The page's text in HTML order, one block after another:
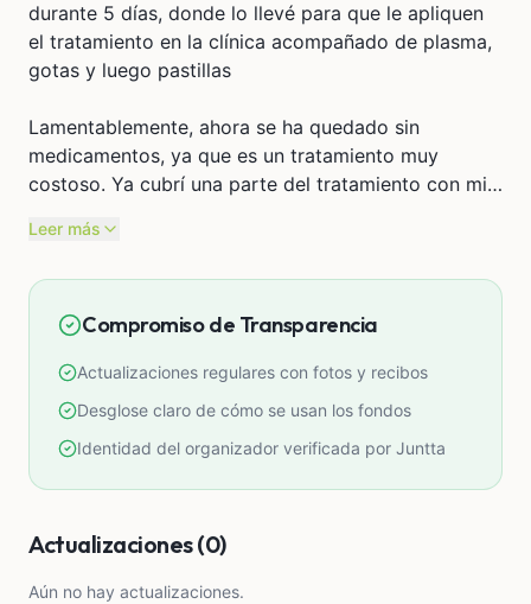
durante 5 días, donde lo llevé para que le apliquen
el tratamiento en la clínica acompañado de plasma,
gotas y luego pastillas
Lamentablemente, ahora se ha quedado sin
medicamentos, ya que es un tratamiento muy
costoso. Ya cubrí una parte del tratamiento con mis
está recién comenzando a recuperarse pero
empeorar.
Cualquier ayuda será muy valiosa. Gracias de todo
GASTADO:
Cirugía (con préstamo): S/ 350
Hemogramas (2 análisis) S/ 150
Ciprovet: S/ 70
Plasma (2 semanas): S/ 60
Leer más
Compromiso de Transparencia
Actualizaciones regulares con fotos y recibos
Desglose claro de cómo se usan los fondos
Identidad del organizador verificada por Juntta
Actualizaciones (0)
Aún no hay actualizaciones.